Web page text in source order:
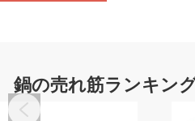
鍋の売れ筋ランキン